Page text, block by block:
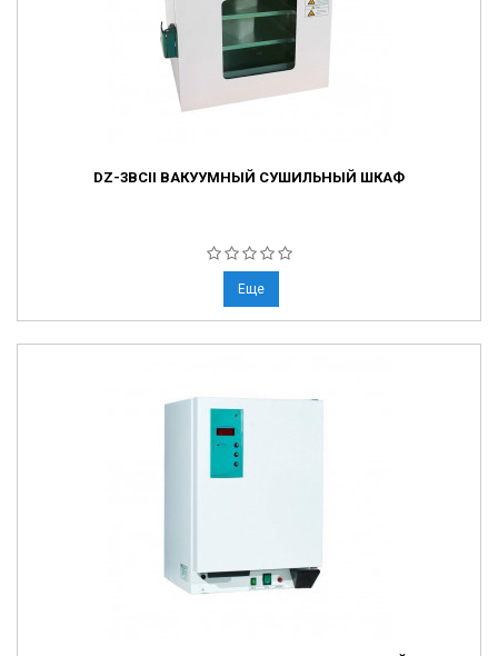
DZ-3BCII ВАКУУМНЫЙ СУШИЛЬНЫЙ ШКАФ
Еще